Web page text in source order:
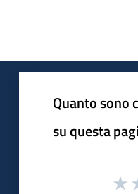
Quanto sono
su questa